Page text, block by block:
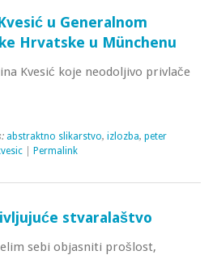
u Generalnom
Hrvatske u Münchenu
Kvesić koje neodoljivo privlače
abstraktno slikarstvo, izlozba, peter
Permalink
stvaralaštvo
sebi objasniti prošlost,